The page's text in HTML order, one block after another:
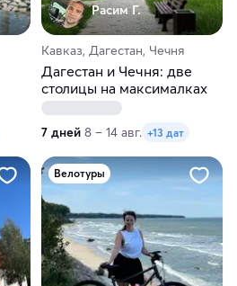
Расим Г.
Кавказ, Дагестан, Чечня
Дагестан и Чечня: две
столицы на максималках
7 дней 8 – 14 авг. +13 дат
Велотуры